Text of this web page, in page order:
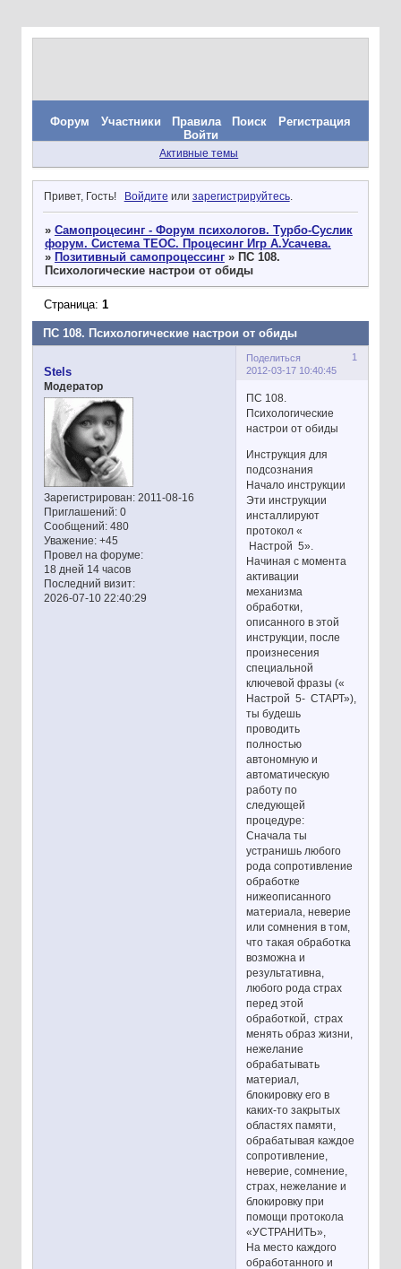
Форум Участники Правила Поиск
Регистрация
Войти
Активные темы
Привет, Гость! Войдите или зарегистрируйтесь.
» Самопроцесинг - Форум психологов. Турбо-Суслик
форум. Система ТЕОС. Процесинг Игр А.Усачева.
» Позитивный самопроцессинг » ПС 108.
Психологические настрои от обиды
ПС 108. Психологические настрои от обиды
Страница: 1
Поделиться
1
2012-03-17 10:40:45
Stels
Модератор
Зарегистрирован: 2011-08-16
Приглашений:0
Сообщений:480
Уважение: +45
Провел на форуме:
18 дней 14 часов
Последний визит:
2026-07-10 22:40:29
ПС 108.
Психологические
настрои от обиды
Инструкция для
подсознания
Начало инструкции
Эти инструкции
инсталлируют
протокол «
Настрой 5».
Начиная с момента
активации
механизма
обработки,
описанного в этой
инструкции, после
произнесения
специальной
ключевой фразы («
Настрой 5- СТАРТ»),
ты будешь
проводить
полностью
автономную и
автоматическую
работу по
следующей
процедуре:
Сначала ты
устранишь любого
рода сопротивление
обработке
нижеописанного
материала, неверие
или сомнения в том,
что такая обработка
возможна и
результативна,
любого рода страх
перед этой
обработкой, страх
менять образ жизни,
нежелание
обрабатывать
материал,
блокировку его в
каких-то закрытых
областях памяти,
обрабатывая каждое
сопротивление,
неверие, сомнение,
страх, нежелание и
блокировку при
помощи протокола
«УСТРАНИТЬ»,
На место каждого
обработанного и